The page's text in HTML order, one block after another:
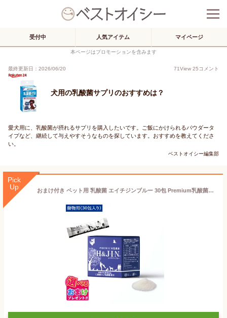
受付中 人気アイテム マイページ
本ページはプロモーションを含みます
最終更新日：2026/06/20 71View 25コメント
犬用の乳酸菌サプリのおすすめは？
愛犬用に、乳酸菌が摂れるサプリを購入したいです。ご飯にかけられるパウダータ
イプなど、継続して与えやすそうなものを探しています。おすすめを教えてくださ
い。
ベストオイシー編集部
Pick
Up
おまけ付き ペット用 乳酸菌 エイチジンブルー 30包 Premium乳酸菌 H&JIN 動物用 小分け 持ち運び ペット 犬 イヌ 成犬 猫 動物 安心 HJ1乳酸菌 動物用乳酸菌食品 乳酸菌食品 小動物 副作用無し 免疫サポート 腸内環境 サプリメント